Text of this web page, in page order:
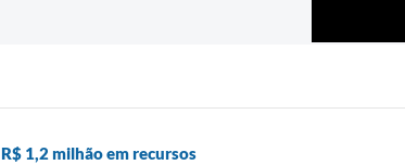
1,2 milhão em recursos